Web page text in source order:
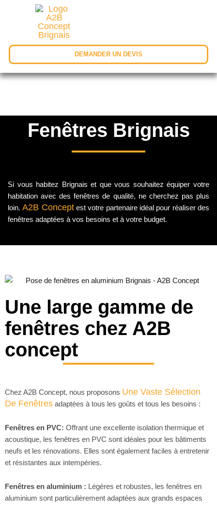
DEMANDER UN DEVIS
Fenêtres Brignais
Si vous habitez Brignais et que vous souhaitez équiper votre
habitation avec des fenêtres de qualité, ne cherchez pas plus
loin.A2B Conceptest votre partenaire idéal pour réaliser des
fenêtres adaptées à vos besoins et à votre budget.
Une large gamme de
fenêtres chez A2B
concept
Chez A2B Concept, nous proposons Une Vaste Sélection
De Fenêtres adaptées à tous les goûts et tous les besoins :
Fenêtres en PVC: Offrant une excellente isolation thermique et
acoustique, les fenêtres en PVC sont idéales pour les bâtiments
neufs et les rénovations. Elles sont également faciles à entretenir
et résistantes aux intempéries.
Fenêtres en aluminium : Légères et robustes, les fenêtres en
aluminium sont particulièrement adaptées aux grands espaces